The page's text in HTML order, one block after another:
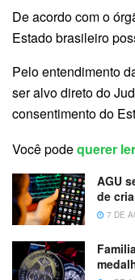
De acordo com o
Estado brasileiro
Pelo entendimento
ser alvo direto do
consentimento do
Você podequerer ler
AGU
de
7 DE